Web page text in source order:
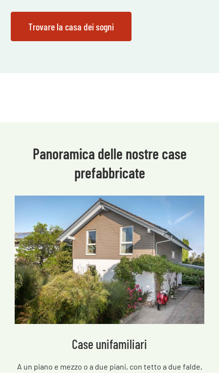
Panoramica delle nostre case
prefabbricate
Case unifamiliari
A un piano e mezzo o a due piani, con tetto a due falde,